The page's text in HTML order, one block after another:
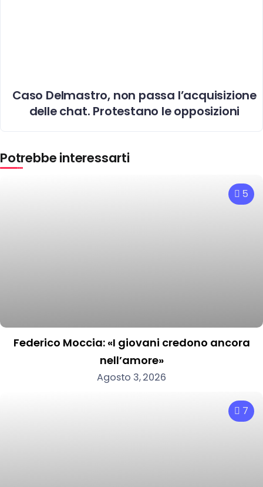
Caso Delmastro, non passa l’acquisizione
delle chat. Protestano le opposizioni
Potrebbe interessarti
5
Federico Moccia: «I giovani credono ancora
nell’amore»
Agosto 3, 2026
7